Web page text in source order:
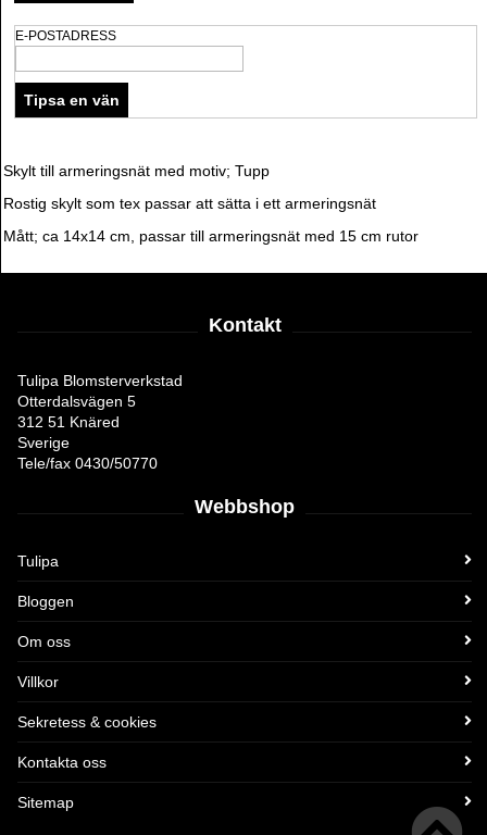
E-POSTADRESS
Skylt till armeringsnät med motiv; Tupp
Rostig skylt som tex passar att sätta i ett armeringsnät
Mått; ca 14x14 cm, passar till armeringsnät med 15 cm rutor
Kontakt
Tulipa Blomsterverkstad
Otterdalsvägen 5
312 51 Knäred
Sverige
Tele/fax 0430/50770
Webbshop
Tulipa
Bloggen
Om oss
Villkor
Sekretess & cookies
Kontakta oss
Sitemap